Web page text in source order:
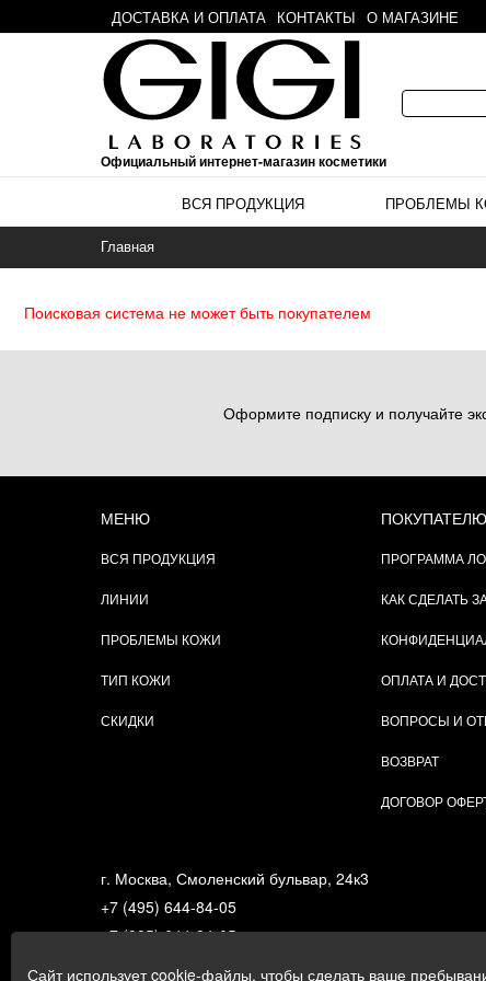
ДОСТАВКА И ОПЛАТА КОНТАКТЫ О МАГАЗИНЕ
Официальный интернет-магазин косметики
ВСЯ ПРОДУКЦИЯ ПРОБЛЕМЫ
Главная
Поисковая система не может быть покупателем
Оформите подписку и получайте
МЕНЮ
ВСЯ ПРОДУКЦИЯ
ЛИНИИ
ПРОБЛЕМЫ КОЖИ
ТИП КОЖИ
СКИДКИ
ПОКУПАТЕЛЮ
ПРОГРАММА
КАК СДЕЛАТЬ
ОПЛАТА И
ВОПРОСЫ И
ВОЗВРАТ
ДОГОВОР
г. Москва, Смоленский бульвар, 24к3
+7 (495) 644-84-05
+7 (985) 644-84-05
zakaz@gigi.ru
Сайт использует cookie-файлы, чтобы сделать ваше